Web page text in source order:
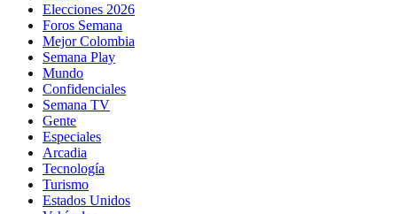
Elecciones 2026
Foros Semana
Mejor Colombia
Semana Play
Mundo
Confidenciales
Semana TV
Gente
Especiales
Arcadia
Tecnología
Turismo
Estados Unidos